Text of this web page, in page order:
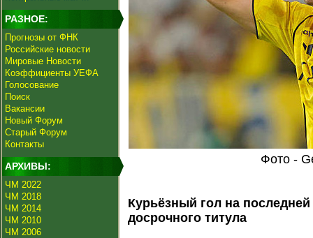
РАЗНОЕ:
Прогнозы от ФНК
Российские новости
Мировые Новости
Коэффициенты УЕФА
Голосование
Поиск
Вакансии
Новый Форум
Старый Форум
Контакты
АРХИВЫ:
ЧМ 2022
ЧМ 2018
ЧМ 2014
ЧМ 2010
ЧМ 2006
Фото -
Курьёзный гол на
досрочного титула